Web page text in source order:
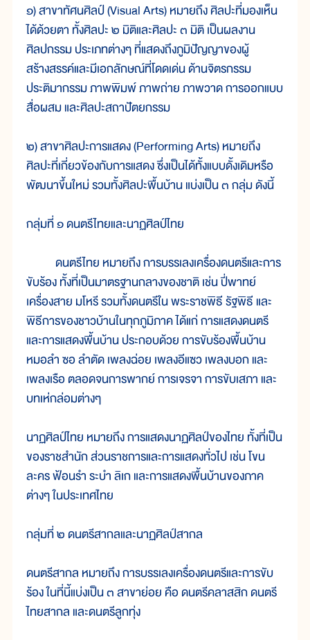
๑) สาขาทัศนศิลป์ (Visual Arts) หมายถึง ศิลปะที่มองเห็น
ได้ด้วยตา ทั้งศิลปะ ๒ มิติและศิลปะ ๓ มิติ เป็นผลงาน
ศิลปกรรม ประเภทต่างๆ ที่แสดงถึงภูมิปัญญาของผู้
สร้างสรรค์และมีเอกลักษณ์ที่โดดเด่น ด้านจิตรกรรม
ประติมากรรม ภาพพิมพ์ ภาพถ่าย ภาพวาด การออกแบบ
สื่อผสม และศิลปะสถาปัตยกรรม
๒) สาขาศิลปะการแสดง (Performing Arts) หมายถึง
ศิลปะที่เกี่ยวข้องกับการแสดง ซึ่งเป็นได้ทั้งแบบดั้งเดิมหรือ
พัฒนาขึ้นใหม่ รวมทั้งศิลปะพื้นบ้าน แบ่งเป็น ๓ กลุ่ม ดังนี้
กลุ่มที่ ๑ ดนตรีไทยและนาฏศิลป์ไทย
ดนตรีไทย หมายถึง การบรรเลงเครื่องดนตรีและการ
ขับร้อง ทั้งที่เป็นมาตรฐานกลางของชาติ เช่น ปี่พาทย์
เครื่องสาย มโหรี รวมทั้งดนตรีใน พระราชพิธี รัฐพิธี และ
พิธีการของชาวบ้านในทุกภูมิภาค ได้แก่ การแสดงดนตรี
และการแสดงพื้นบ้าน ประกอบด้วย การขับร้องพื้นบ้าน
หมอลำ ซอ ลำตัด เพลงฉ่อย เพลงอีแซว เพลงบอก และ
เพลงเรือ ตลอดจนการพากย์ การเจรจา การขับเสภา และ
บทเห่กล่อมต่างๆ
นาฏศิลป์ไทย หมายถึง การแสดงนาฏศิลป์ของไทย ทั้งที่เป็น
ของราชสำนัก ส่วนราชการและการแสดงทั่วไป เช่น โขน
ละคร ฟ้อนรำ ระบำ ลิเก และการแสดงพื้นบ้านของภาค
ต่างๆ ในประเทศไทย
กลุ่มที่ ๒ ดนตรีสากลและนาฏศิลป์สากล
ดนตรีสากล หมายถึง การบรรเลงเครื่องดนตรีและการขับ
ร้อง ในที่นี้แบ่งเป็น ๓ สาขาย่อย คือ ดนตรีคลาสสิก ดนตรี
ไทยสากล และดนตรีลูกทุ่ง